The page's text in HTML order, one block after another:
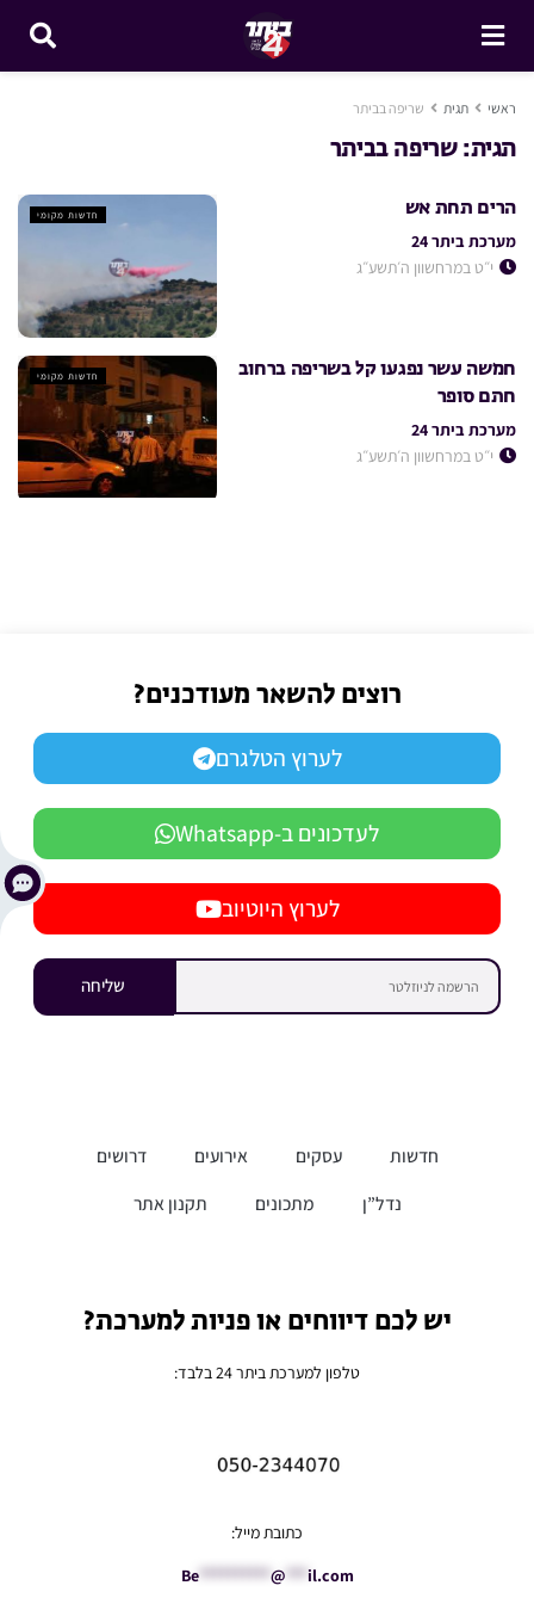
ראשי תגית שריפה בביתר
תגית:שריפה בביתר
חדשות מקומי הרים תחת אש
מערכת ביתר 24
י״ט במרחשוון ה׳תשע״ג
חדשות מקומי
חמשה עשר נפגעו קל בשריפה ברחוב
חתם סופר
מערכת ביתר 24
י״ט במרחשוון ה׳תשע״ג
רוצים להשאר מעודכנים?
לערוץ הטלגרם
לעדכונים ב-Whatsapp
לערוץ היוטיוב
שליחה
חדשות עסקים אירועים
דרושים
נדל”ן
מתכונים תקנון אתר
יש לכם דיווחים או פניות למערכת?
טלפון למערכת ביתר 24 בלבד:
כתובת מייל:
Be********** @ *** il.com